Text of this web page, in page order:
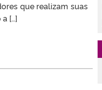
que realizam suas
[…]